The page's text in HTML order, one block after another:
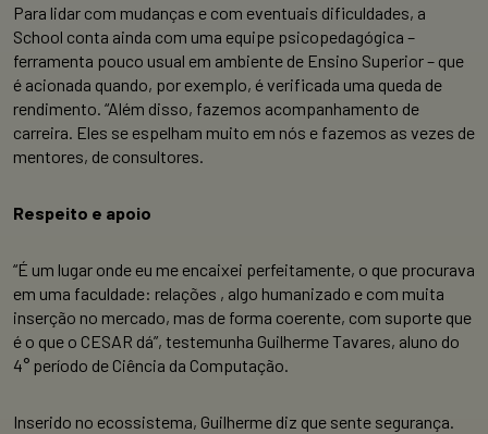
Para lidar com mudanças e com eventuais dificuldades, a
School conta ainda com uma equipe psicopedagógica –
ferramenta pouco usual em ambiente de Ensino Superior – que
é acionada quando, por exemplo, é verificada uma queda de
rendimento. “Além disso, fazemos acompanhamento de
carreira. Eles se espelham muito em nós e fazemos as vezes de
mentores, de consultores.
Respeito e apoio
“É um lugar onde eu me encaixei perfeitamente, o que procurava
em uma faculdade: relações , algo humanizado e com muita
inserção no mercado, mas de forma coerente, com suporte que
é o que o CESAR dá”, testemunha Guilherme Tavares, aluno do
4° período de Ciência da Computação.
Inserido no ecossistema, Guilherme diz que sente segurança.